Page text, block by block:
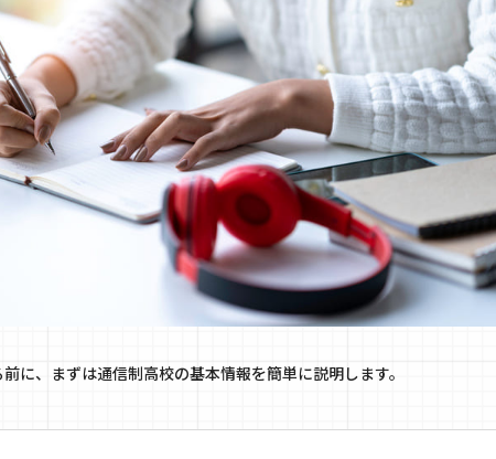
に、まずは通信制高校の基本情報を簡単に説明します。